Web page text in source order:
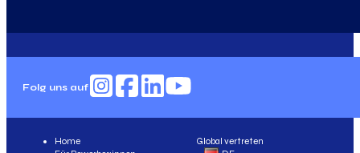
Folg uns auf
Global vertreten
Home